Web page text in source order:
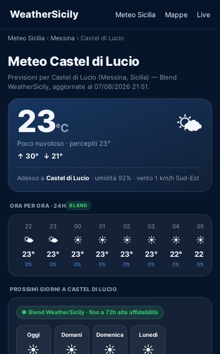
WeatherSicily Meteo Sicilia Mappe Live
Meteo Sicilia › Messina › Castel di Lucio
Meteo Castel di Lucio
Previsioni per Castel di Lucio (Messina, Sicilia) — Blend
WeatherSicily, aggiornate al 07/08/2026 21:51.
23°C
Poco nuvoloso · percepiti 23°
↑ 30° ↓ 21°
🌤️
Adesso a Castel di Lucio · umidità 92% · vento 1 km/h Sud-Est
ORA PER ORA · 24H BLEND
22
🌤️
23°
0%
23
🌤️
23°
0%
00
☀️
23°
0%
01
☀️
23°
0%
02
☀️
23°
0%
03
☀️
23°
0%
04
☀️
22°
0%
05
☀️
22°
0%
PROSSIMI GIORNI A CASTEL DI LUCIO
● Blend WeatherSicily · fino a 72h alta affidabilità
Oggi
☀️
Domani
☀️
Domenica
☀️
Lunedì
☀️